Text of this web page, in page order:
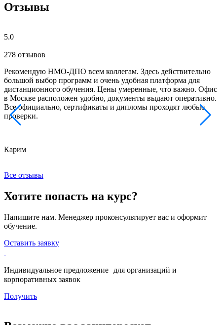
Отзывы
5.0
278 отзывов
Рекомендую НМО-ДПО всем коллегам. Здесь действительно
большой выбор программ и очень удобная платформа для
дистанционного обучения. Цены умеренные, что важно. Офис
в Москве расположен удобно, документы выдают оперативно.
Все официально, сертификаты и дипломы проходят любые
проверки.
Карим
Все отзывы
Хотите попасть на курс?
Напишите нам. Менеджер проконсультирует вас и оформит
обучение.
Оставить заявку
Индивидуальное предложение для организаций и
корпоративных заявок
Получить